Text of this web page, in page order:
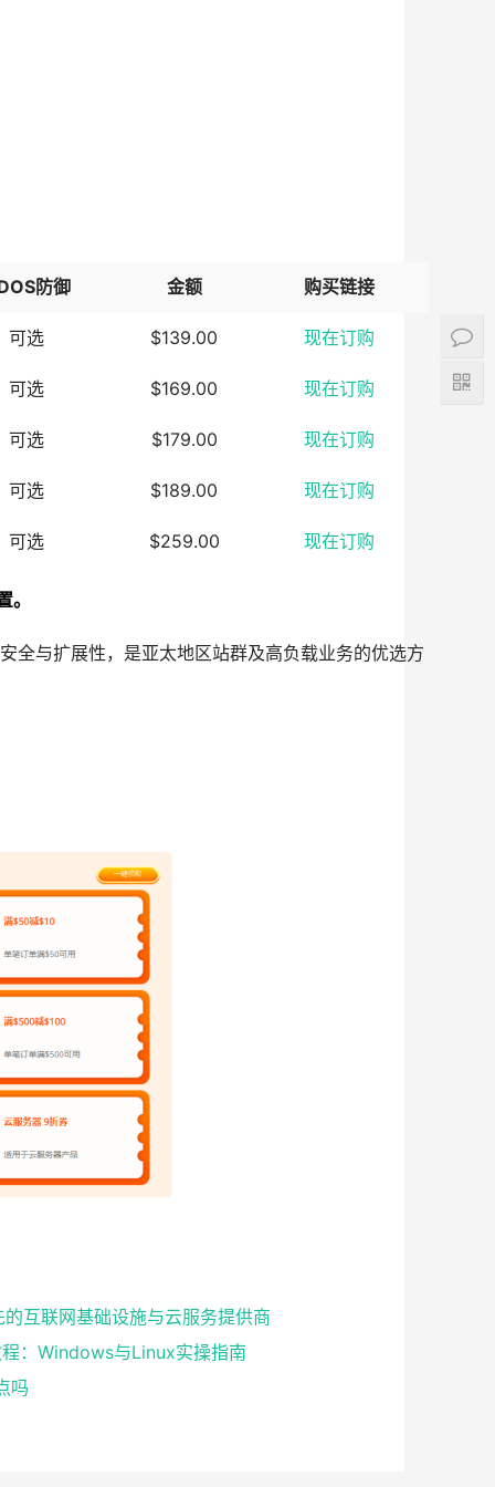
防御 金额 购买链接
可选 $139.00 现在订购
可选 $169.00 现在订购
可选 $179.00 现在订购
可选 $189.00 现在订购
可选 $259.00 现在订购
。
全与扩展性，是亚太地区站群及高负载业务的优选方
互联网基础设施与云服务提供商
：Windows与Linux实操指南
吗